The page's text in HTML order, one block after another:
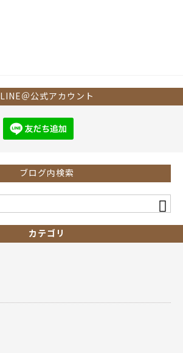
LINE＠公式アカウント
ブログ内検索
カテゴリ